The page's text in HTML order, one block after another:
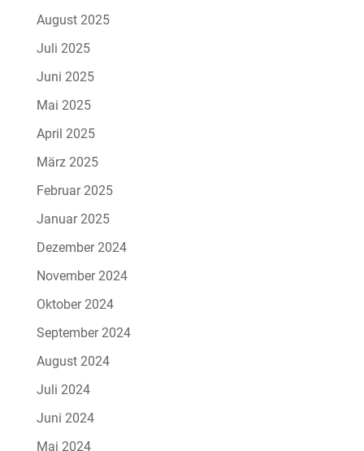
August 2025
Juli 2025
Juni 2025
Mai 2025
April 2025
März 2025
Februar 2025
Januar 2025
Dezember 2024
November 2024
Oktober 2024
September 2024
August 2024
Juli 2024
Juni 2024
Mai 2024